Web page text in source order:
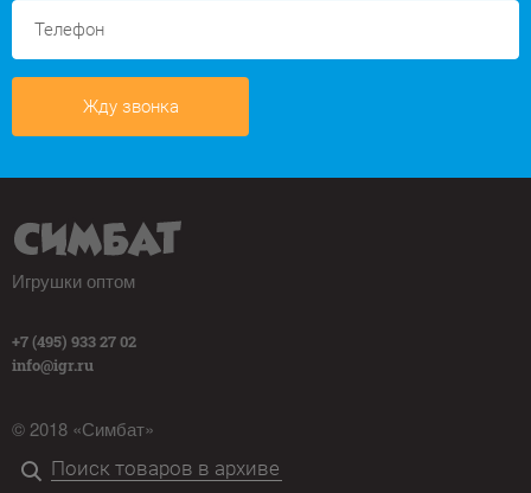
Жду звонка
Игрушки оптом
+7 (495) 933 27 02
info@igr.ru
© 2018 «Симбат»